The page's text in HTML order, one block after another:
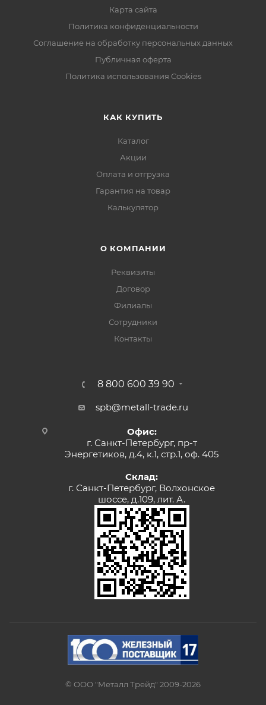
Карта сайта
Политика конфиденциальности
Соглашение на обработку персональных данных
Публичная оферта
Политика использования Cookies
КАК КУПИТЬ
Каталог
Акции
Оплата и отгрузка
Гарантия на товар
Калькулятор
О КОМПАНИИ
Реквизиты
Договор
Филиалы
Сотрудники
Контакты
8 800 600 39 90
spb@metall-trade.ru
Офис:
г. Санкт-Петербург, пр-т
Энергетиков, д.4, к.1, стр.1, оф. 405
Склад:
г. Санкт-Петербург, Волхонское
шоссе, д.109, лит. А.
© ООО "Металл Трейд" 2009-2026